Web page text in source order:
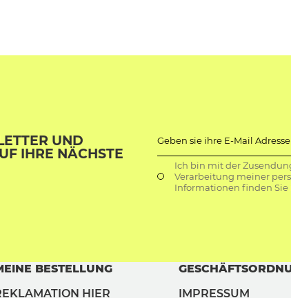
UND
IHRE NÄCHSTE
Geben sie ihre E-Mail
Ich bin mit der
Verarbeitung meiner
Informationen finden Sie
BESTELLUNG
HIER
IMPRESSUM